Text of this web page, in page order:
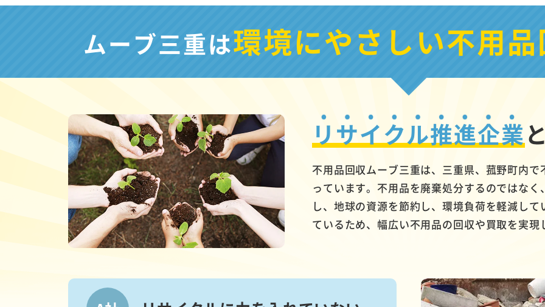
ムーブ三重は環境にやさしい不用
リサイクル推進企業
不用品回収ムーブ三重は、三重県、菰野町内
っています。不用品を廃棄処分するのではな
し、地球の資源を節約し、環境負荷を軽減し
ているため、幅広い不用品の回収や買取を実現